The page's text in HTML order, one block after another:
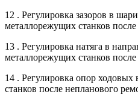
12 . Регулировка зазоров в
металлорежущих станков
13 . Регулировка натяга в
металлорежущих станков
14 . Регулировка опор
станков после непланового